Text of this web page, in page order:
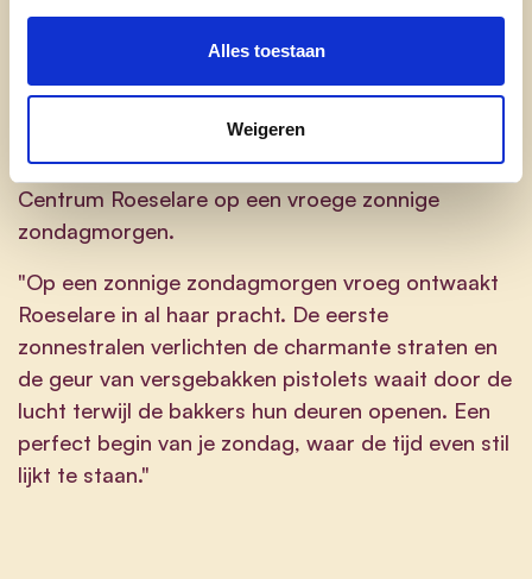
Alles toestaan
Weigeren
doen en doorzetten.
Wat is jouw favoriete plekje in Roeselare?
Centrum Roeselare op een vroege zonnige
zondagmorgen.
"Op een zonnige zondagmorgen vroeg ontwaakt
Roeselare in al haar pracht. De eerste
zonnestralen verlichten de charmante straten en
de geur van versgebakken pistolets waait door de
lucht terwijl de bakkers hun deuren openen. Een
perfect begin van je zondag, waar de tijd even stil
lijkt te staan."